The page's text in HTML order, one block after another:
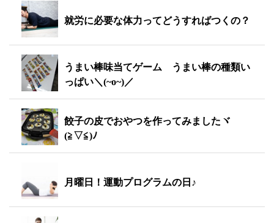
就労に必要な体力ってどうすればつくの？
うまい棒味当てゲーム うまい棒の種類い
っぱい＼(~o~)／
餃子の皮でおやつを作ってみましたヾ
(≧▽≦)ﾉ
月曜日！運動プログラムの日♪